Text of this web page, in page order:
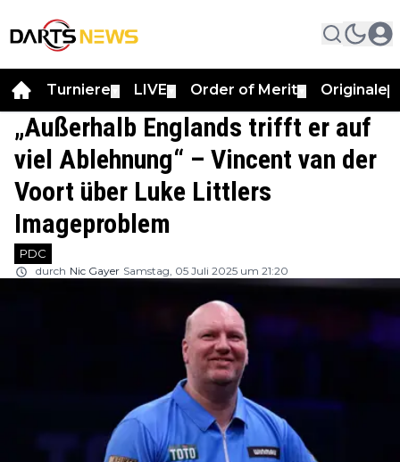
Turniere LIVE Order of Merit Originale
„Außerhalb Englands trifft er auf
viel Ablehnung“ – Vincent van der
Voort über Luke Littlers
Imageproblem
PDC
durch Nic Gayer Samstag, 05 Juli 2025 um 21:20